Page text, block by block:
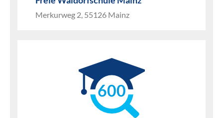
Merkurweg 2, 55126 Mainz
600